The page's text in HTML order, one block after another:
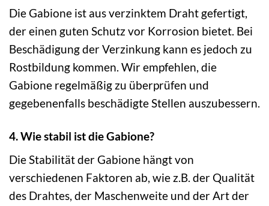
Die Gabione ist aus verzinktem Draht gefertigt,
der einen guten Schutz vor Korrosion bietet. Bei
Beschädigung der Verzinkung kann es jedoch zu
Rostbildung kommen. Wir empfehlen, die
Gabione regelmäßig zu überprüfen und
gegebenenfalls beschädigte Stellen auszubessern.
4. Wie stabil ist die Gabione?
Die Stabilität der Gabione hängt von
verschiedenen Faktoren ab, wie z.B. der Qualität
des Drahtes, der Maschenweite und der Art der